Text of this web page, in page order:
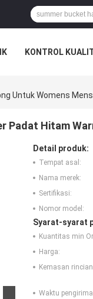
KONTROL
Untuk Womens Mens
Padat Hitam
Detail produk:
Tempat asal:
Nama merek:
Sertifikasi:
Nomor model:
Syarat-syarat
Kuantitas min
Harga:
Kemasan
Waktu